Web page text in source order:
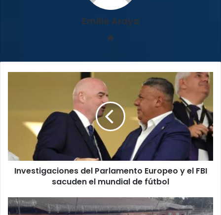
Emilio Araya
sacuden
el
mundial
Investigaciones del Parlamento Europeo y el FBI
sacuden el mundial de fútbol
Caen
siete